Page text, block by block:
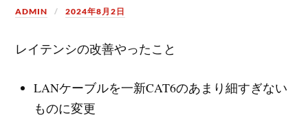
ADMIN 2024年8月2日
レイテンシの改善やったこと
LANケーブルを一新CAT6のあまり細すぎない
ものに変更